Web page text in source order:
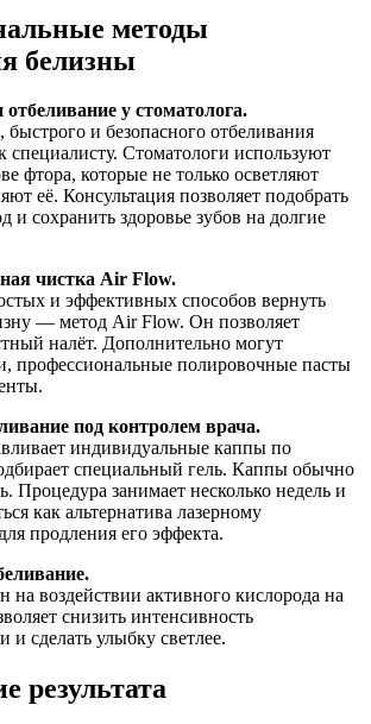
методы
белизны
у стоматолога.
и безопасного отбеливания
специалисту. Стоматологи используют
фтора, которые не только осветляют
её. Консультация позволяет подобрать
и сохранить здоровье зубов на долгие
чистка Air Flow.
и эффективных способов вернуть
— метод Air Flow. Он позволяет
налёт. Дополнительно могут
профессиональные полировочные пасты
под контролем врача.
индивидуальные каппы по
специальный гель. Каппы обычно
Процедура занимает несколько недель и
как альтернатива лазерному
продления его эффекта.
на воздействии активного кислорода на
снизить интенсивность
и сделать улыбку светлее.
результата